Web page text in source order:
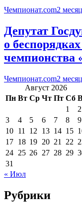
Чемпионат.com2
Депутат
о
чемпионства
Чемпионат.com2
Август 2026
Пн Вт Ср Чт Пт Сб
1
2
3
4 5 6 7 8
9
10 11 12 13 14 15
17 18 19 20 21 22
24 25 26 27 28 29
31
« Июл
Рубрики